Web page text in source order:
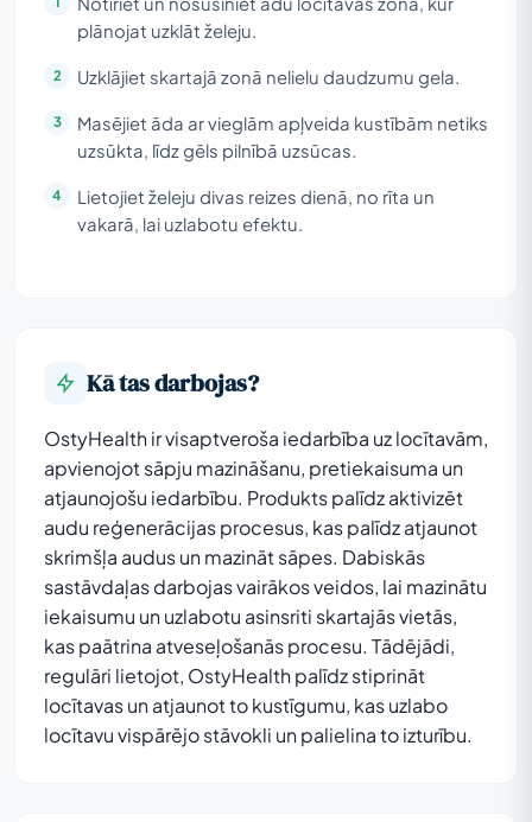
plānojat uzklāt želeju.
Uzklājiet skartajā zonā nelielu daudzumu gela.
Masējiet āda ar vieglām apļveida kustībām netiks
uzsūkta, līdz gēls pilnībā uzsūcas.
Lietojiet želeju divas reizes dienā, no rīta un
vakarā, lai uzlabotu efektu.
Kā tas darbojas?
OstyHealth ir visaptveroša iedarbība uz locītavām,
apvienojot sāpju mazināšanu, pretiekaisuma un
atjaunojošu iedarbību. Produkts palīdz aktivizēt
audu reģenerācijas procesus, kas palīdz atjaunot
skrimšļa audus un mazināt sāpes. Dabiskās
sastāvdaļas darbojas vairākos veidos, lai mazinātu
iekaisumu un uzlabotu asinsriti skartajās vietās,
kas paātrina atveseļošanās procesu. Tādējādi,
regulāri lietojot, OstyHealth palīdz stiprināt
locītavas un atjaunot to kustīgumu, kas uzlabo
locītavu vispārējo stāvokli un palielina to izturību.